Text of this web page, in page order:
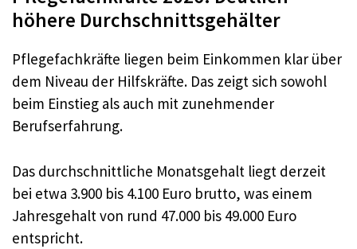
höhere Durchschnittsgehälter
Pflegefachkräfte liegen beim Einkommen klar über
dem Niveau der Hilfskräfte. Das zeigt sich sowohl
beim Einstieg als auch mit zunehmender
Berufserfahrung.
Das durchschnittliche Monatsgehalt liegt derzeit
bei etwa 3.900 bis 4.100 Euro brutto, was einem
Jahresgehalt von rund 47.000 bis 49.000 Euro
entspricht.